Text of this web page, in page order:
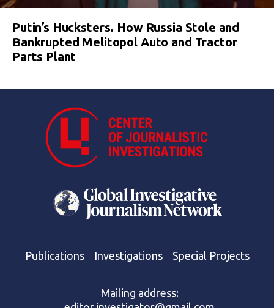
Putin’s Hucksters. How Russia Stole and
Bankrupted Melitopol Auto and Tractor
Parts Plant
Publications Investigations Special Projects
Mailing address: